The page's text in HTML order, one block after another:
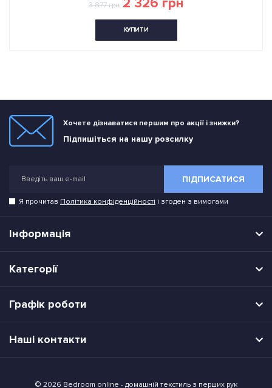
3 877 грн 2 326 грн
КУПИТИ
Хочете дізнаватися першим про акції і знижки?
Підпишіться на нашу розсилку
ПІДПИСАТИСЯ
Я прочитав Політика конфіденційності і згоден з вимогами
Інформація
Категорії
Графік роботи
Наші контакти
© 2026 Bedroom online - домашній текстиль з перших рук